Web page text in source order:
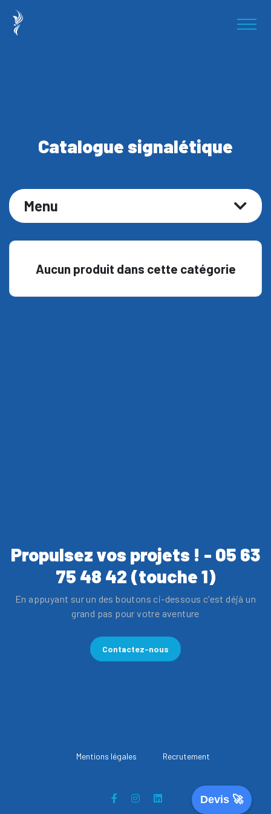
Catalogue signalétique
Menu
Aucun produit dans cette catégorie
Propulsez vos projets ! - 05 63
75 48 42 (touche 1)
En appuyant sur un des boutons ci-dessous c'est déjà un
grand pas pour votre aventure
Contactez-nous
Mentions légales Recrutement
Devis 🚀